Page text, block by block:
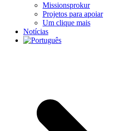
Missionsprokur
Projetos para apoiar
Um clique mais
Notícias